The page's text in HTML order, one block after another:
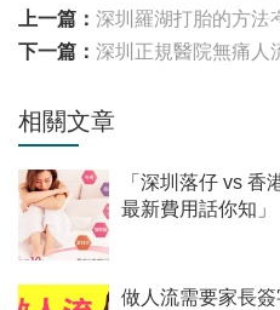
上一篇： 深圳羅湖打胎的方法
下一篇： 深圳正規醫院無痛人
相關文章
「深圳落仔 vs
最新費用話你知」
做人流需要家長簽